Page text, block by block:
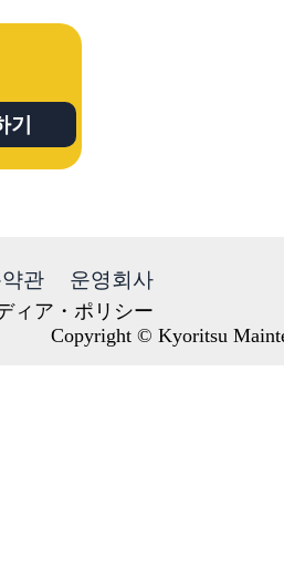
기
관 운영회사
ィア・ポリシー
Copyright © Kyoritsu